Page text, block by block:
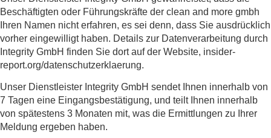
Beschäftigten oder Führungskräfte der clean and more gmbh
Ihren Namen nicht erfahren, es sei denn, dass Sie ausdrücklich
vorher eingewilligt haben. Details zur Datenverarbeitung durch
Integrity GmbH finden Sie dort auf der Website, insider-
report.org/datenschutzerklaerung.
Unser Dienstleister Integrity GmbH sendet Ihnen innerhalb von
7 Tagen eine Eingangsbestätigung, und teilt Ihnen innerhalb
von spätestens 3 Monaten mit, was die Ermittlungen zu Ihrer
Meldung ergeben haben.